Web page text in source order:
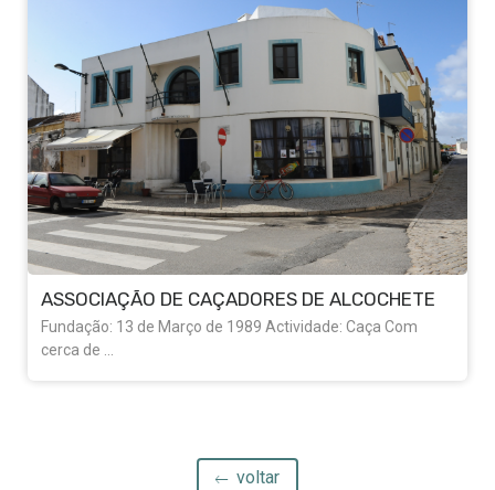
ASSOCIAÇÃO DE CAÇADORES DE ALCOCHETE
Fundação: 13 de Março de 1989 Actividade: Caça Com
cerca de ...
voltar